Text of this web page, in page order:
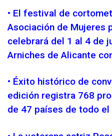
• El festival de
Asociación de Mujeres
celebrará del 1 al 4 de
Arniches de Alicante
• Éxito histórico de
edición registra 768
de 47 países de todo el